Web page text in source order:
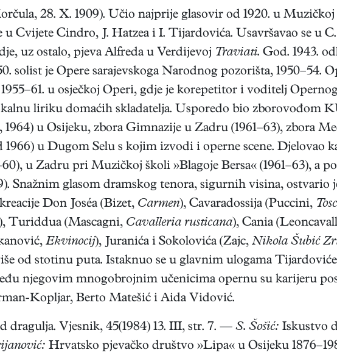
28. X. 1909). Učio najprije glasovir od 1920. u
Cvijete Cindro, J. Hatzea i I. Tijardovića. Usavršavao se u
uz ostalo, pjeva Alfreda u Verdijevoj Traviati. God. 1943.
solist je Opere sarajevskoga Narodnog pozorišta, 1950–54.
u osječkoj Operi, gdje je korepetitor i voditelj
liriku domaćih skladatelja. Usporedo bio zborovođom
u Osijeku, zbora Gimnazije u Zadru (1961–63), zbora
1966) u Dugom Selu s kojim izvodi i operne scene. Djelovao
u Zadru pri Muzičkoj školi »Blagoje Bersa« (1961–63), a
Snažnim glasom dramskog tenora, sigurnih visina, ostvario
Don Joséa (Bizet, Carmen), Cavaradossija (Puccini,
Turiddua (Mascagni, Cavalleria rusticana), Cania
Ekvinocij), Juranića i Sokolovića (Zajc, Nikola Šubić
od stotinu puta. Istaknuo se u glavnim ulogama
njegovim mnogobrojnim učenicima opernu su karijeru
Kopljar, Berto Matešić i Aida Vidović.
dragulja. Vjesnik, 45(1984) 13. III, str. 7. — S. Šošić: Iskustvo
Hrvatsko pjevačko društvo »Lipa« u Osijeku